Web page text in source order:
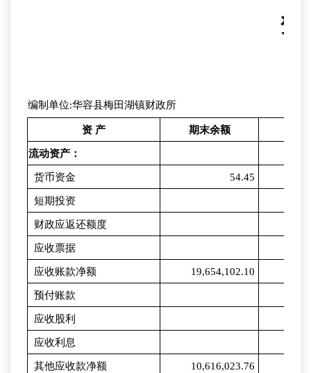
资
编制单位:华容县梅田湖镇财政所
资 产 期末余额
流动资产：
货币资金 54.45
短期投资
财政应返还额度
应收票据
应收账款净额 19,654,102.10
预付账款
应收股利
应收利息
其他应收款净额 10,616,023.76